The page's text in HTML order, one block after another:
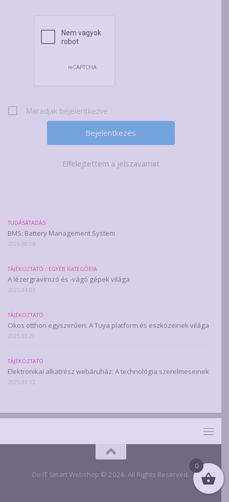
Maradjak bejelentkezve
Elfelejtettem a jelszavamat
TUDÁSÁTADÁS
BMS: Battery Management System
2026.08.06.
TÁJÉKOZTATÓ / EGYÉB KATEGÓRIA
A lézergravírozó és -vágó gépek világa
2025.04.03.
TÁJÉKOZTATÓ
Okos otthon egyszerűen: A Tuya platform és eszközeinek világa
2025.03.20.
TÁJÉKOZTATÓ
Elektronikai alkatrész webáruház: A technológia szerelmeseinek
2025.03.12.
Do IT Smart Webshop © 2026. All Rights Reserved.
0